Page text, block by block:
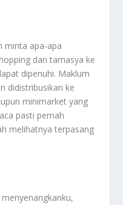
minta apa-apa
dan tamasya ke
dipenuhi. Maklum
didistribusikan ke
minimarket yang
pasti pernah
melihatnya terpasang